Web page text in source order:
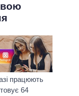
працюють
64